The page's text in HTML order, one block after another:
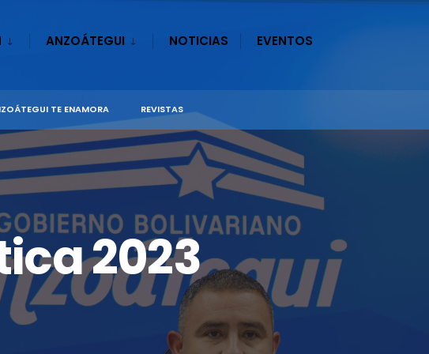
ANZOÁTEGUI NOTICIAS EVENTOS
TE ENAMORA REVISTAS
2023